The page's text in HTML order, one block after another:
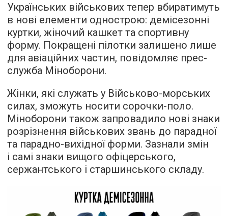
Українських військових тепер вбиратимуть
в нові елементи однострою: демісезонні
куртки, жіночий кашкет та спортивну
форму. Покращені пілотки залишено лише
для авіаційних частин, повідомляє прес-
служба Міноборони.
Жінки, які служать у Військово-морських
силах, зможуть носити сорочки-поло.
Міноборони також запровадило нові знаки
розрізнення військових звань до парадної
та парадно-вихідної форми. Зазнали змін
і самі знаки вищого офіцерського,
сержантського і старшинського складу.